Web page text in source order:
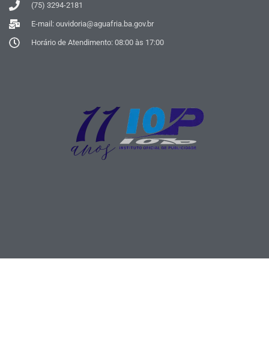
(75) 3294-2181
E-mail: ouvidoria@aguafria.ba.gov.br
Horário de Atendimento: 08:00 às 17:00